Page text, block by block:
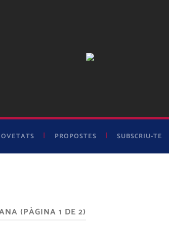
Cor
PROPOSTES SUBSCRIU-TE
(PÀGINA 1 DE 2)